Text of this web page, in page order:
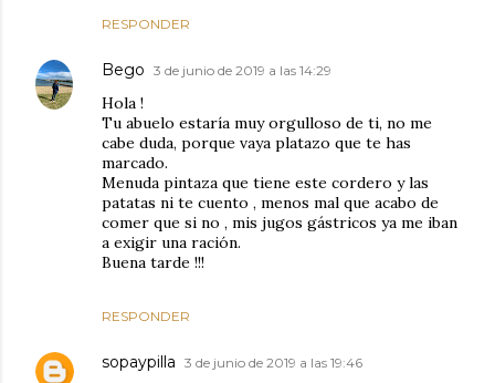
RESPONDER
Bego 3 de junio de 2019 a las 14:29
Hola !
Tu abuelo estaría muy orgulloso de ti, no me
cabe duda, porque vaya platazo que te has
marcado.
Menuda pintaza que tiene este cordero y las
patatas ni te cuento , menos mal que acabo de
comer que si no , mis jugos gástricos ya me iban
a exigir una ración.
Buena tarde !!!
RESPONDER
sopaypilla 3 de junio de 2019 a las 19:46